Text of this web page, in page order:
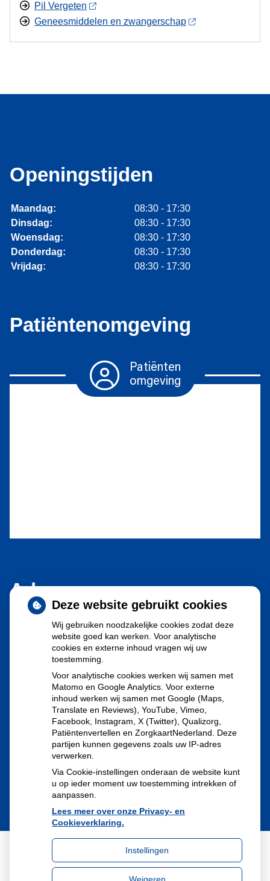
Pil Vergeten
Geneesmiddelen en zwangerschap
Openingstijden
Maandag:
08:30 - 17:30
Dinsdag:
08:30 - 17:30
Woensdag:
08:30 - 17:30
Donderdag:
08:30 - 17:30
Vrijdag:
08:30 - 17:30
Patiëntenomgeving
Patiënten
omgeving
Adresgegevens
Jan Evertsenstraat 122-124
1056 EJ Amsterdam
020-6166000
mercator.apotheek@ezorg.nl
De fax zal niet meer gebruikt worden vanaf 1 mei 2023. De
mail is een veilige mail.
Deze website gebruikt cookies
Wij gebruiken noodzakelijke cookies zodat deze
website goed kan werken. Voor analytische
cookies en externe inhoud vragen wij uw
toestemming.
Voor analytische cookies werken wij samen met
Matomo en Google Analytics. Voor externe
inhoud werken wij samen met Google (Maps,
Translate en Reviews), YouTube, Vimeo,
Facebook, Instagram, X (Twitter), Qualizorg,
Patiëntenvertellen en ZorgkaartNederland. Deze
partijen kunnen gegevens zoals uw IP-adres
verwerken.
Via Cookie-instellingen onderaan de website kunt
u op ieder moment uw toestemming intrekken of
aanpassen.
Lees meer over onze Privacy- en
Cookieverklaring.
Instellingen